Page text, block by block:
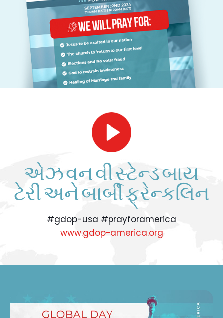
એઝ વન વી સ્ટેન્ડ બાય
ટેરી અને બાર્બી ફ્રેન્કલિન
#gdop-usa #prayforamerica
www.gdop-america.org